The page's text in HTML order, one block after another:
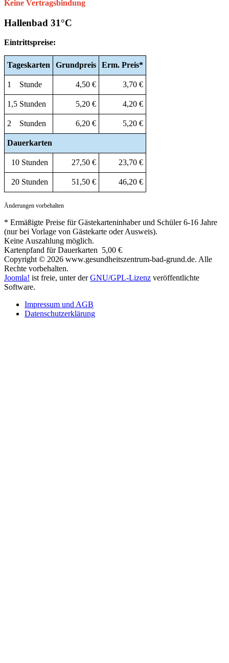
Keine Vertragsbindung
Hallenbad 31°C
Eintrittspreise:
Tageskarten Grundpreis Erm. Preis*
1 Stunde 4,50 € 3,70 €
1,5 Stunden 5,20 € 4,20 €
2 Stunden 6,20 € 5,20 €
Dauerkarten
10 Stunden 27,50 € 23,70 €
20 Stunden 51,50 € 46,20 €
Änderungen vorbehalten
* Ermäßigte Preise für Gästekarteninhaber und Schüler 6-16 Jahre
(nur bei Vorlage von Gästekarte oder Ausweis).
Keine Auszahlung möglich.
Kartenpfand für Dauerkarten 5,00 €
Copyright © 2026 www.gesundheitszentrum-bad-grund.de. Alle
Rechte vorbehalten.
Joomla! ist freie, unter derGNU/GPL-Lizenz veröffentlichte
Software.
Impressum und AGB
Datenschutzerklärung